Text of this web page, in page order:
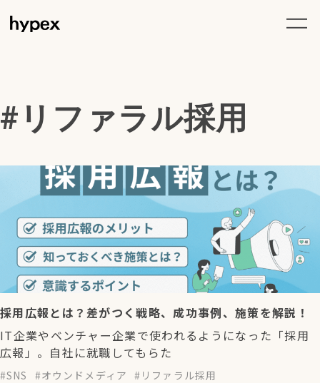
リファラル採用
採用広報とは？差がつく戦略、成功事例、施策を解説！
IT企業やベンチャー企業で使われるようになった「採用
広報」。自社に就職してもらた
SNS オウンドメディア
リファラル採用